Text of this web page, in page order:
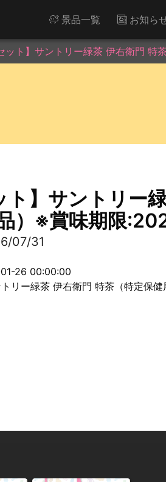
景品一覧 お知ら
ット】サントリー緑茶 伊右衛門
ト】サントリー
）※賞味期限
07/31
26 00:00:00
トリー緑茶 伊右衛門 特茶（特定保